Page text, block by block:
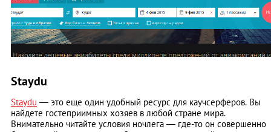
Staydu
Staydu — это еще один удобный ресурс для каучсерферов. Вы
найдете гостеприимных хозяев в любой стране мира.
Внимательно читайте условия ночлега — где-то он совершенно